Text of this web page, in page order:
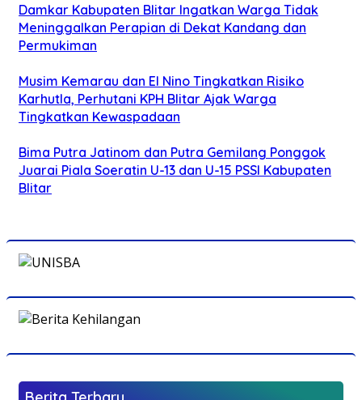
Damkar Kabupaten Blitar Ingatkan Warga Tidak
Meninggalkan Perapian di Dekat Kandang dan
Permukiman
Musim Kemarau dan El Nino Tingkatkan Risiko
Karhutla, Perhutani KPH Blitar Ajak Warga
Tingkatkan Kewaspadaan
Bima Putra Jatinom dan Putra Gemilang Ponggok
Juarai Piala Soeratin U-13 dan U-15 PSSI Kabupaten
Blitar